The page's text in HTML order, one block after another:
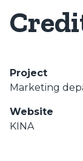
Project
Marketing
Website
KINA